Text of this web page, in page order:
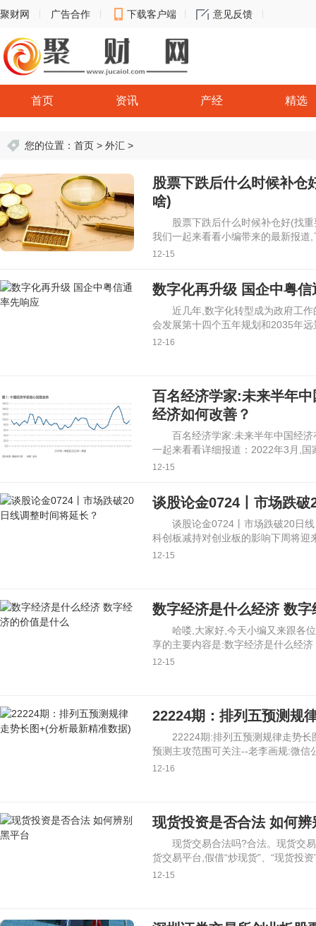
聚财网 广告合作 下载客户端 意见反馈
首页 资讯 产经 精选
您的位置： 首页 > 外汇 >
股票下跌后什么时候补仓
啥)
股票下跌后什么时候补仓好(找
我们一起来看看小编带来的最新报道
12-15
数字化再升级 国企中粤信
近几年,数字化转型成为政府工
会发展第十四个五年规划和2035年
12-16
百名经济学家:未来半年
经济如何改善？
百名经济学家:未来半年中国经
一起来看看详细报道：2022年3月,国
12-15
谈股论金0724丨市场跌
谈股论金0724丨市场跌破20日
科创板减持对创业板的影响下周将迎
12-15
数字经济是什么经济 数
哈喽,大家好,今天小编又来跟各
享的主要内容是:数字经济是什么经
12-15
22224期：排列五预测规
22224期:排列五预测规律走势
预测主攻范围可关注--老李画规:微信
12-16
现货投资是否合法 如何辨
现货交易合法吗?合法。现货交
货交易平台,假借“炒现货”、“现货投
12-15